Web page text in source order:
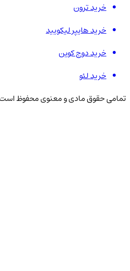
خرید ترون
خرید هایپر لیکویید
خرید دوج کوین
خرید لئو
تمامی حقوق مادی و معنوی محفوظ است.